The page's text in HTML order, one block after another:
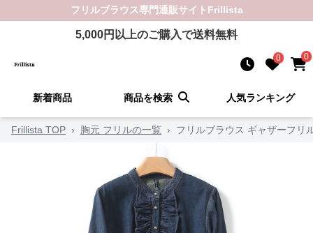
フリルブラウス専門通販サイト Frillista
5,000円以上のご購入で送料無料
0 0
新着商品 商品を検索 人気ランキング
Frillista TOP › 胸元 フリルの一覧 › フリルブラウス ギャザーフリ